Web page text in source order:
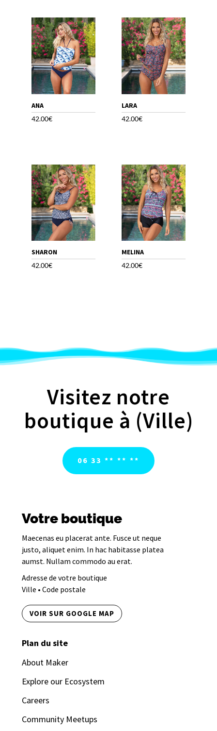
ANA
42.00€
LARA
42.00€
SHARON
42.00€
MELINA
42.00€
Visitez notre
boutique à (Ville)
06 33 ** ** **
Votre boutique
Maecenas eu placerat ante. Fusce ut neque
justo, aliquet enim. In hac habitasse platea
aumst. Nullam commodo au erat.
Adresse de votre boutique
Ville • Code postale
VOIR SUR GOOGLE MAP
Plan du site
About Maker
Explore our Ecosystem
Careers
Community Meetups